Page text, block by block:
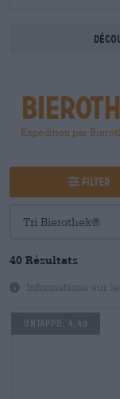
Expédition par
Filter
40 Résultats
Informations sur
Untappd: 4,49